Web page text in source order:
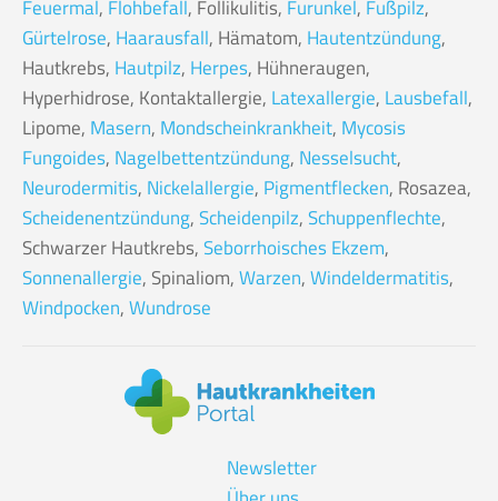
Feuermal, Flohbefall, Follikulitis, Furunkel, Fußpilz,
Gürtelrose, Haarausfall, Hämatom, Hautentzündung,
Hautkrebs, Hautpilz, Herpes, Hühneraugen,
Hyperhidrose, Kontaktallergie, Latexallergie, Lausbefall,
Lipome, Masern, Mondscheinkrankheit, Mycosis
Fungoides, Nagelbettentzündung, Nesselsucht,
Neurodermitis, Nickelallergie, Pigmentflecken, Rosazea,
Scheidenentzündung,Scheidenpilz,Schuppenflechte,
Schwarzer Hautkrebs,Seborrhoisches Ekzem,
Sonnenallergie, Spinaliom,Warzen,Windeldermatitis,
Windpocken,Wundrose
Newsletter